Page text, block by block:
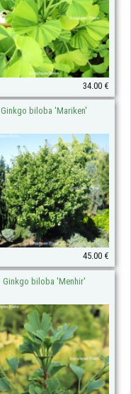
34.00 €
Ginkgo biloba 'Mariken'
45.00 €
Ginkgo biloba 'Menhir'